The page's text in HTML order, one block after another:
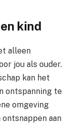
kind
alleen
jou als ouder.
kan het
ontspanning te
omgeving
aan